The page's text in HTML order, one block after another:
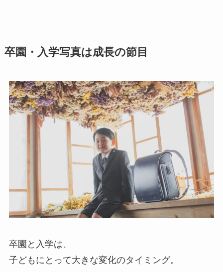
卒園・入学写真は成長の節目
卒園と入学は、
子どもにとって大きな変化のタイミング。